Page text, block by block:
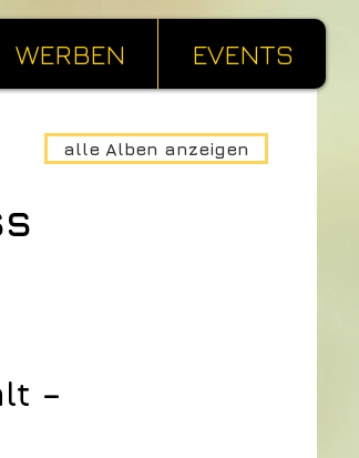
WERBEN EVENTS
alle Alben anzeigen
–